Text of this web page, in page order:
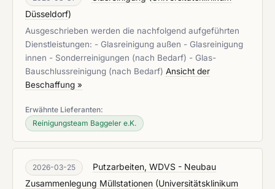
Düsseldorf)
Ausgeschrieben werden die nachfolgend aufgeführten
Dienstleistungen: - Glasreinigung außen - Glasreinigung
innen - Sonderreinigungen (nach Bedarf) - Glas-
Bauschlussreinigung (nach Bedarf) Ansicht der
Beschaffung »
Erwähnte Lieferanten:
Reinigungsteam Baggeler e.K.
2026-03-25
Putzarbeiten, WDVS - Neubau
Zusammenlegung Müllstationen (Universitätsklinikum